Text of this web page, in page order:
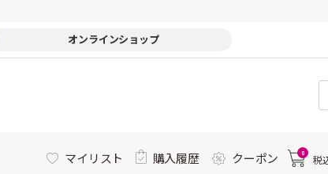
オンラインショップ
マイリスト 購入履歴 クーポン 0
税